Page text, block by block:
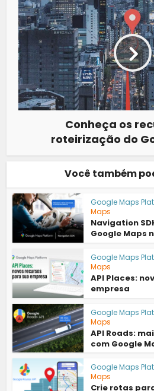
Conheça os
roteirização do
Você também
Google Maps
Maps
Navigation
Google Maps
Google Maps
Maps
API Places:
empresa
Google Maps
Maps
API Roads:
com Google
Google Maps
Maps
Crie rotas